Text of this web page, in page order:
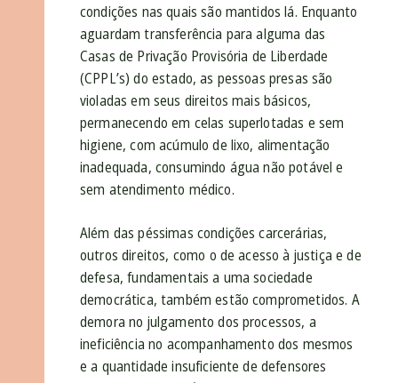
condições nas quais são mantidos lá. Enquanto
aguardam transferência para alguma das
Casas de Privação Provisória de Liberdade
(CPPL’s) do estado, as pessoas presas são
violadas em seus direitos mais básicos,
permanecendo em celas superlotadas e sem
higiene, com acúmulo de lixo, alimentação
inadequada, consumindo água não potável e
sem atendimento médico.
Além das péssimas condições carcerárias,
outros direitos, como o de acesso à justiça e de
defesa, fundamentais a uma sociedade
democrática, também estão comprometidos. A
demora no julgamento dos processos, a
ineficiência no acompanhamento dos mesmos
e a quantidade insuficiente de defensores